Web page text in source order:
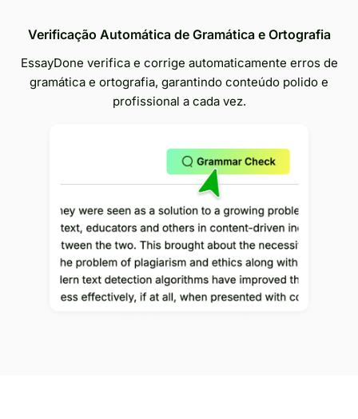
Verificação Automática de Gramática e Ortografia
EssayDone verifica e corrige automaticamente erros de
gramática e ortografia, garantindo conteúdo polido e
profissional a cada vez.